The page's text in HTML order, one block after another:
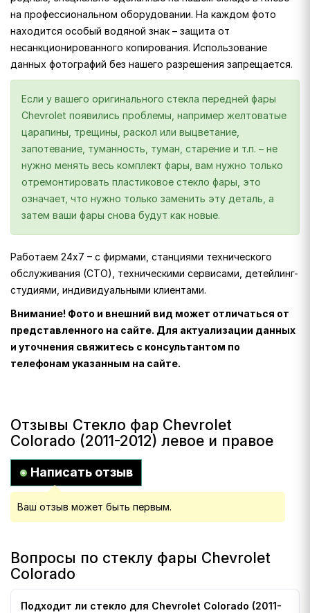
на профессиональном оборудовании. На каждом фото
находится особый водяной знак – защита от
несанкционированного копирования. Использование
данных фотографий без нашего разрешения запрещается.
Если у вашего оригинального стекла передней фары
Chevrolet появились проблемы, например желтоватые
царапины, трещины, раскол или выцветание,
запотевание, туманность, туман, старение и т.п. – не
нужно менять весь комплект фары, вам нужно только
отремонтировать пластиковое стекло фары, это
означает, что нужно только заменить эту деталь, а
затем ваши фары снова будут как новые.
Работаем 24х7 – с фирмами, станциями технического
обслуживания (СТО), техническими сервисами, детейлинг-
студиями, индивидуальными клиентами.
Внимание! Фото и внешний вид может отличаться от
представленного на сайте. Для актуализации данных
и уточнения свяжитесь с консультантом по
телефонам указанным на сайте.
Отзывы Стекло фар Chevrolet
Colorado (2011-2012) левое и правое
Написать отзыв
Ваш отзыв может быть первым.
Вопросы по стеклу фары Chevrolet
Colorado
Подходит ли стекло для Chevrolet Colorado (2011-